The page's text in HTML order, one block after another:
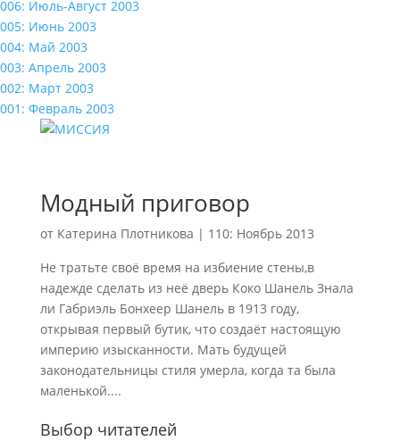
006: Июль-Август 2003
005: Июнь 2003
004: Май 2003
003: Апрель 2003
002: Март 2003
001: Февраль 2003
Модный приговор
от Катерина Плотникова | 110: Ноябрь 2013
Не тратьте своё время на избиение стены,в
надежде сделать из неё дверь Коко Шанель Знала
ли Габриэль Бонхеер Шанель в 1913 году,
открывая первый бутик, что создаёт настоящую
империю изысканности. Мать будущей
законодательницы стиля умерла, когда та была
маленькой....
Выбор читателей